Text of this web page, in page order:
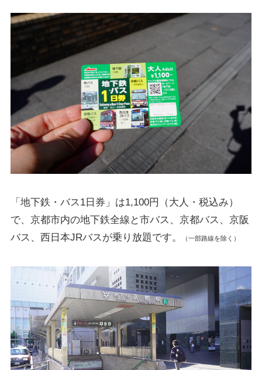
「地下鉄・バス1日券」は1,100円（大人・税込み）
で、京都市内の地下鉄全線と市バス、京都バス、京阪
バス、西日本JRバスが乗り放題です。
（一部路線を除く）